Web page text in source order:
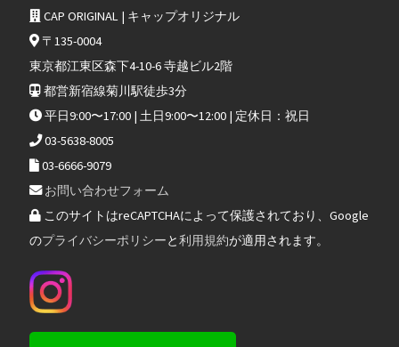
CAP ORIGINAL | キャップオリジナル
〒135-0004
東京都江東区森下4-10-6 寺越ビル2階
都営新宿線菊川駅徒歩3分
平日9:00〜17:00 | 土日9:00〜12:00 | 定休日：祝日
03-5638-8005
03-6666-9079
お問い合わせフォーム
このサイトはreCAPTCHAによって保護されており、Google
のプライバシーポリシーと利用規約が適用されます。